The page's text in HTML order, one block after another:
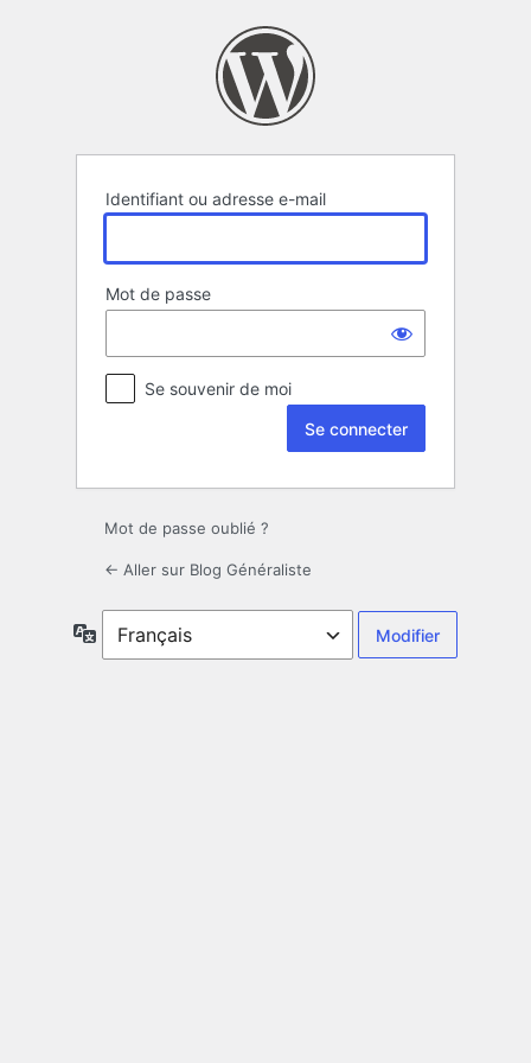
Identifiant ou adresse e-mail
Mot de passe
Se souvenir de moi
Mot de passe oublié ?
← Aller sur Blog Généraliste
Langue